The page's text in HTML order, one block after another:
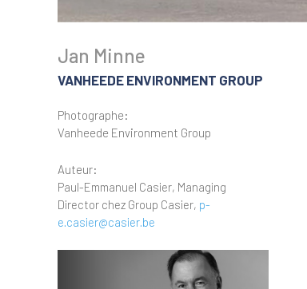
Jan Minne
VANHEEDE ENVIRONMENT GROUP
Photographe:
Vanheede Environment Group
Auteur:
Paul-Emmanuel Casier, Managing
Director chez Group Casier, p-
e.casier@casier.be